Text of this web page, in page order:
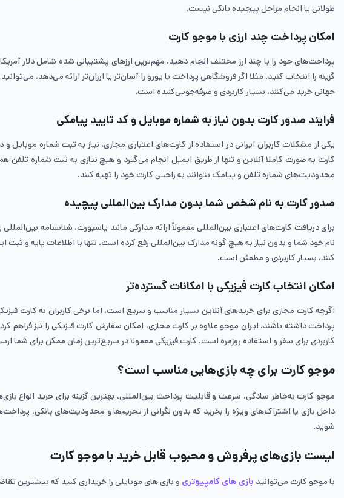
طولانی یا انجام مراحل پیچیده بانکی نیست.
امکان پرداخت چند ارزی با موجو کارت
پرداخت‌های خود را با چند ارز مختلف انجام دهید. مهم‌ترین ارزهای پشتیبانی شده شامل دلار
گزینه را انتخاب کنید. مثلا اگر فروشگاهی پرداخت با یورو را آسان‌تر یا ارزان‌تر ارائه می‌دهد،
جهانی خرید می‌کنند، بسیار کاربردی و صرفه‌جویی‌کننده است.
فرایند صدور کارت بدون نیاز به شماره موبایل و کد تایید پیامکی
یکی از مشکلات کاربران ایرانی در استفاده از کارت‌های اعتباری مجازی، نیاز به ثبت شماره
کارت به صورت کاملا آنلاین و تنها از طریق ایمیل انجام می‌گیرد و هیچ نیازی به ثبت شماره
محدودیت‌های شماره تلفن و پیامک بتوانند به راحتی کارت خود را تهیه کنند.
صدور کارت به نام شخص شما بدون مدارک بین‌المللی پیچیده
برای دریافت کارت‌های اعتباری بین‌المللی معمولاً ارائه مدارکی مانند پاسپورت، شناسنامه
نام خود شما و بدون نیاز به هیچ گونه مدارک بین‌المللی رفع کرده است. تنها با اطلاعات پایه و
کنند، بسیار کاربردی و مطمئن است.
امکان انتخاب کارت فیزیکی با امکانات گسترده‌تر
پرداخت داشته باشند. ایران موجو علاوه بر کارت مجازی، امکان سفارش کارت فیزیکی را نیز فراهم
کاربردی برای سفر و استفاده روزمره است. کارت فیزیکی معمولا در سریع‌ترین زمان ممکن برای شما
موجو کارت برای چه بازی‌هایی مناسب است؟
موجو کارت به‌خاطر سادگی، سرعت و قابلیت پرداخت بین‌المللی، بهترین گزینه برای خرید انواع
داخل بازی یا اشتراک‌های ویژه را بخرید که بدون نگرانی از تحریم‌ها و محدودیت‌های بانکی،
شوید.
لیست بازی‌های پرفروش و محبوب قابل خرید با موجو کارت
با موجو کارت می‌توانید بازی های کامپیوتری و بازی های موبایلی را خریداری کنید که بیشترین